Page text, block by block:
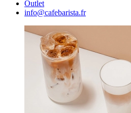
Outlet
info@cafebarista.fr